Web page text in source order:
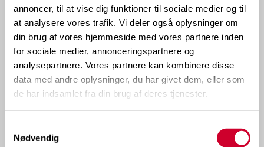
annoncer, til at vise dig funktioner til sociale medier og til
at analysere vores trafik. Vi deler også oplysninger om
din brug af vores hjemmeside med vores partnere inden
for sociale medier, annonceringspartnere og
analysepartnere. Vores partnere kan kombinere disse
data med andre oplysninger, du har givet dem, eller som
de har indsamlet fra din brug af deres tjenester.
Nødvendig